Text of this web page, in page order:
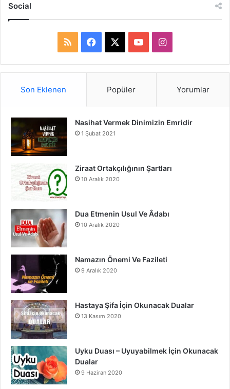
Social
S
a
b
o
o
u
e
I
n
a
r
Son Eklenen Popüler Yorumlar
Nasihat Vermek Dinimizin Emridir
1 Şubat 2021
Ziraat Ortakçılığının Şartları
10 Aralık 2020
Dua Etmenin Usul Ve Âdabı
10 Aralık 2020
Namazın Önemi Ve Fazileti
9 Aralık 2020
Hastaya Şifa İçin Okunacak Dualar
13 Kasım 2020
Uyku Duası – Uyuyabilmek İçin Okunacak
Dualar
9 Haziran 2020